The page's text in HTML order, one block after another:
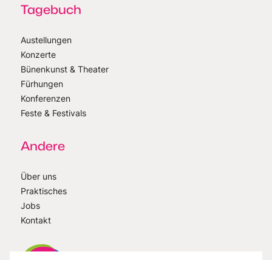
Tagebuch
Austellungen
Konzerte
Bünenkunst & Theater
Fürhungen
Konferenzen
Feste & Festivals
Andere
Über uns
Praktisches
Jobs
Kontakt